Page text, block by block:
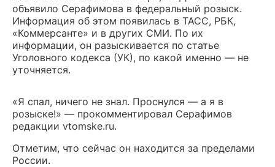
объявило Серафимова в федеральный розыск.
Информация об этом появилась в ТАСС, РБК,
«Коммерсанте» и в других СМИ. По их
информации, он разыскивается по статье
Уголовного кодекса (УК), по какой именно — не
уточняется.
«Я спал, ничего не знал. Проснулся — а я в
розыске!» — прокомментировал Серафимов
редакции vtomske.ru.
Отметим, что сейчас он находится за пределами
России.